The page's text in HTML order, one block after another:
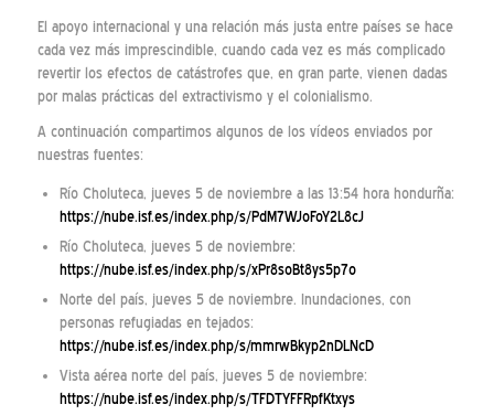
El apoyo internacional y una relación más justa entre países se hace
cada vez más imprescindible, cuando cada vez es más complicado
revertir los efectos de catástrofes que, en gran parte, vienen dadas
por malas prácticas del extractivismo y el colonialismo.
A continuación compartimos algunos de los vídeos enviados por
nuestras fuentes:
Río Choluteca, jueves 5 de noviembre a las 13:54 hora hondurña:
https://nube.isf.es/index.php/s/PdM7WJoFoY2L8cJ
Río Choluteca, jueves 5 de noviembre:
https://nube.isf.es/index.php/s/xPr8soBt8ys5p7o
Norte del país, jueves 5 de noviembre. Inundaciones, con
personas refugiadas en tejados:
https://nube.isf.es/index.php/s/mmrwBkyp2nDLNcD
Vista aérea norte del país, jueves 5 de noviembre:
https://nube.isf.es/index.php/s/TFDTYFFRpfKtxys